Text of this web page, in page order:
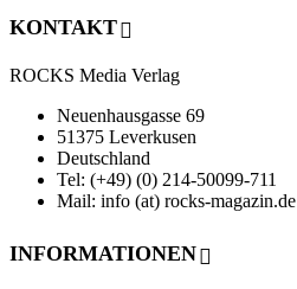
KONTAKT
ROCKS Media Verlag
Neuenhausgasse 69
51375 Leverkusen
Deutschland
Tel: (+49) (0) 214-50099-711
Mail: info (at) rocks-magazin.de
INFORMATIONEN